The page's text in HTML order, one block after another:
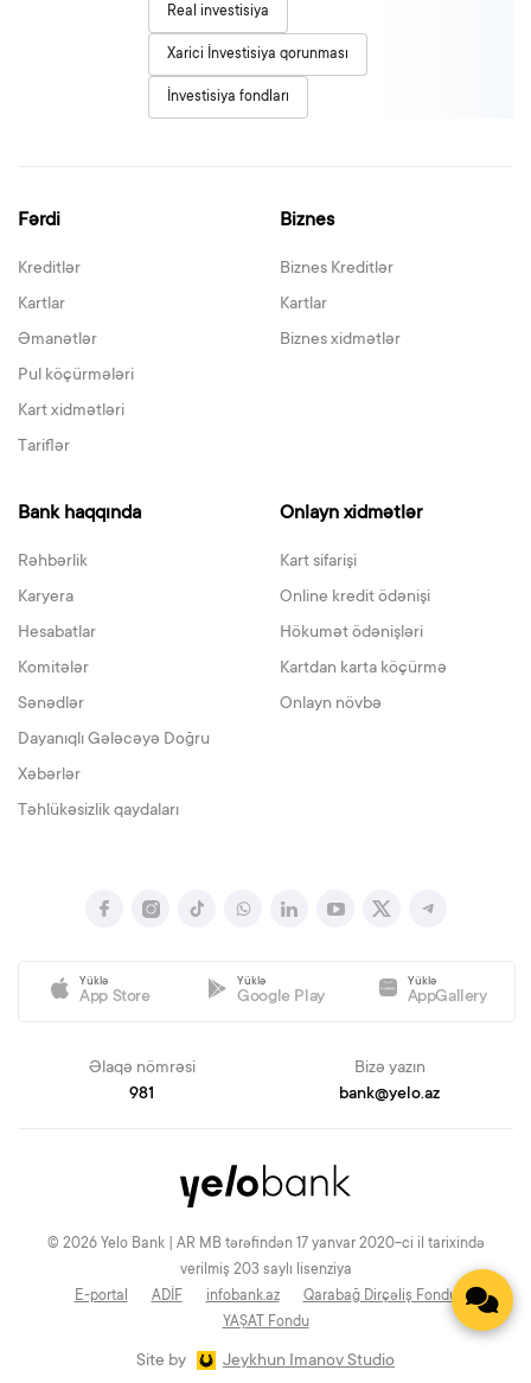
Real investisiya
Xarici İnvestisiya qorunması
İnvestisiya fondları
Fərdi
Kreditlər
Kartlar
Əmanətlər
Pul köçürmələri
Kart xidmətləri
Tariflər
Biznes
Biznes Kreditlər
Kartlar
Biznes xidmətlər
Bank haqqında
Rəhbərlik
Karyera
Hesabatlar
Komitələr
Sənədlər
Dayanıqlı Gələcəyə Doğru
Xəbərlər
Təhlükəsizlik qaydaları
Onlayn xidmətlər
Kart sifarişi
Online kredit ödənişi
Hökumət ödənişləri
Kartdan karta köçürmə
Onlayn növbə
Yüklə
App Store
Yüklə
Google Play
Yüklə
AppGallery
Əlaqə nömrəsi
981
Bizə yazın
bank@yelo.az
© 2026 Yelo Bank | AR MB tərəfindən 17 yanvar 2020-ci il tarixində
verilmiş 203 saylı lisenziya
E-portal
ADİF infobank.az
Qarabağ Dirçəliş Fondu
YAŞAT Fondu
Site by Jeykhun Imanov Studio